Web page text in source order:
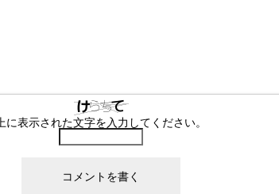
上に表示された文字を入力してください。